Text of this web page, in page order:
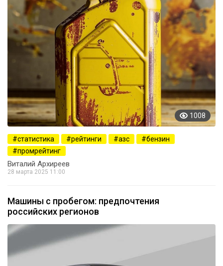
1008
статистика рейтинги азс
бензин
промрейтинг
Виталий Архиреев
28 марта 2025 11:00
Машины с пробегом: предпочтения
российских регионов